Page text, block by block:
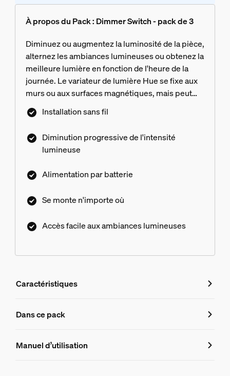
À propos du Pack : Dimmer Switch - pack de 3
Diminuez ou augmentez la luminosité de la pièce,
alternez les ambiances lumineuses ou obtenez la
meilleure lumière en fonction de l'heure de la
journée. Le variateur de lumière Hue se fixe aux
murs ou aux surfaces magnétiques, mais peut
également être utilisé comme télécommande
partout dans la maison.
Installation sans fil
Diminution progressive de l'intensité
lumineuse
Alimentation par batterie
Se monte n'importe où
Accès facile aux ambiances lumineuses
Caractéristiques
Caractéristiques
8719514871588
Dans ce pack
Manuel d’utilisation